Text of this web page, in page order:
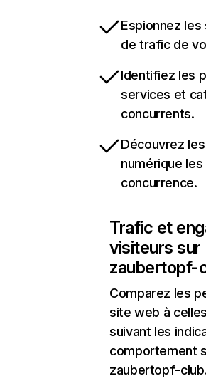
Espionnez
de trafic de
Identifiez les
services et
concurrents.
Découvrez
numérique
concurrence.
Trafic et
visiteurs sur
zaubertopf-
Comparez les
site web à
suivant les
comportement
zaubertopf-